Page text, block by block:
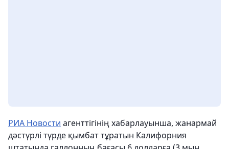
РИА Новости агенттігінің хабарлауынша, жанармай
дәстүрлі түрде қымбат тұратын Калифорния